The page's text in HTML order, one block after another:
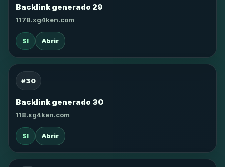
Backlink generado 29
1178.xg4ken.com
SI Abrir
#30
Backlink generado 30
118.xg4ken.com
SI Abrir